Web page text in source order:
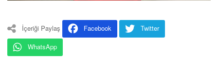
İçeriği Paylaş Facebook
Twitter
WhatsApp